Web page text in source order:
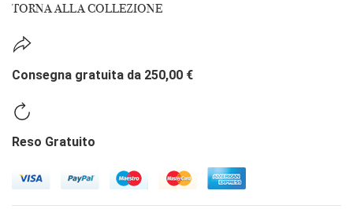
TORNA ALLA COLLEZIONE
Consegna gratuita da 250,00 €
Reso Gratuito